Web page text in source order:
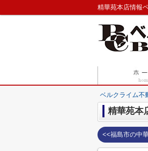
精華苑本店情報
ベルクライム不
精華苑本
<<福島市の中